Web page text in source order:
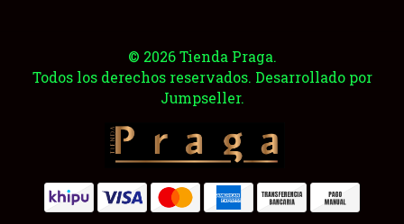
© 2026 Tienda Praga.
Todos los derechos reservados. Desarrollado por
Jumpseller.